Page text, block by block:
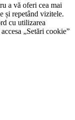
a vă oferi cea mai
și repetând vizitele.
cu utilizarea
„Setări cookie”